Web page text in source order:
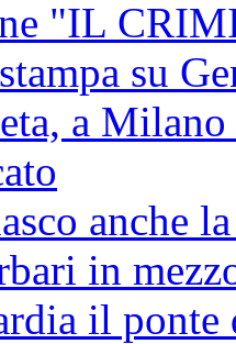
"IL
su
a Milano
anche
in
il ponte